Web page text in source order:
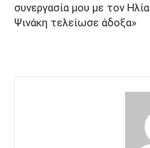
συνεργασία μου με τον Ηλία
Ψινάκη τελείωσε άδοξα»